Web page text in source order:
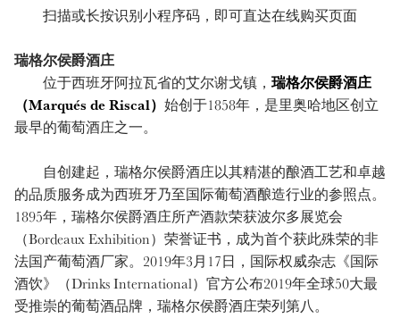
扫描或长按识别小程序码，即可直达在线购买页面
瑞格尔侯爵酒庄
位于西班牙阿拉瓦省的艾尔谢戈镇， 瑞格尔侯爵酒庄
（Marqués de Riscal） 始创于1858年，是里奥哈地区创立
最早的葡萄酒庄之一。
自创建起，瑞格尔侯爵酒庄以其精湛的酿酒工艺和卓越
的品质服务成为西班牙乃至国际葡萄酒酿造行业的参照点。
1895年，瑞格尔侯爵酒庄所产酒款荣获波尔多展览会
（Bordeaux Exhibition）荣誉证书，成为首个获此殊荣的非
法国产葡萄酒厂家。2019年3月17日，国际权威杂志《国际
酒饮》（Drinks International）官方公布2019年全球50大最
受推崇的葡萄酒品牌，瑞格尔侯爵酒庄荣列第八。